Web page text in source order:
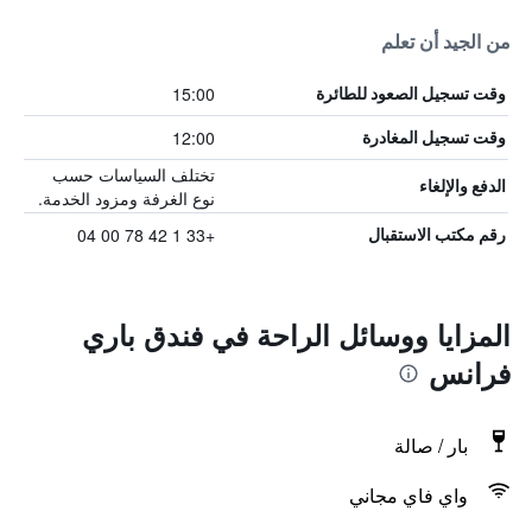
من الجيد أن تعلم
وقت تسجيل الصعود للطائرة 15:00
وقت تسجيل المغادرة 12:00
الدفع والإلغاء
تختلف السياسات حسب
نوع الغرفة ومزود الخدمة.
رقم مكتب الاستقبال +33 1 42 78 00 04
المزايا ووسائل الراحة في فندق باري
فرانس
بار / صالة
واي فاي مجاني